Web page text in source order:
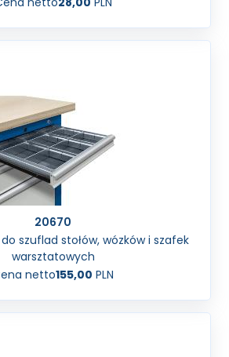
20670
do szuflad stołów, wózków i szafek
warsztatowych
netto155,00 PLN